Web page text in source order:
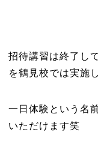
招待講習は終了し
を鶴見校では実施
一日体験という名
いただけます笑